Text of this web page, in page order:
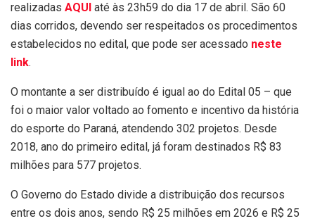
realizadas AQUI até às 23h59 do dia 17 de abril. São 60
dias corridos, devendo ser respeitados os procedimentos
estabelecidos no edital, que pode ser acessado neste
link.
O montante a ser distribuído é igual ao do Edital 05 – que
foi o maior valor voltado ao fomento e incentivo da história
do esporte do Paraná, atendendo 302 projetos. Desde
2018, ano do primeiro edital, já foram destinados R$ 83
milhões para 577 projetos.
O Governo do Estado divide a distribuição dos recursos
entre os dois anos, sendo R$ 25 milhões em 2026 e R$ 25